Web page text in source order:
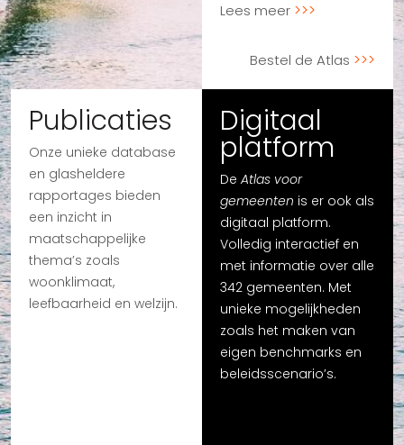
Lees meer
Bestel de Atlas
Publicaties
Onze unieke database
en glasheldere
rapportages bieden
een inzicht in
maatschappelijke
thema’s zoals
woonklimaat,
leefbaarheid en welzijn.
Digitaal
platform
De Atlas voor
gemeenten is er ook als
digitaal platform.
Volledig interactief en
met informatie over alle
342 gemeenten. Met
unieke mogelijkheden
zoals het maken van
eigen benchmarks en
beleidsscenario’s.